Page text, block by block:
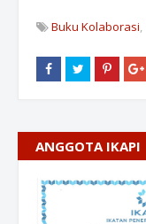
Buku Kolaborasi
ANGGOTA IKAPI